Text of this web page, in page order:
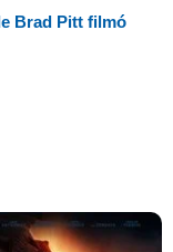
Brad Pitt filmó